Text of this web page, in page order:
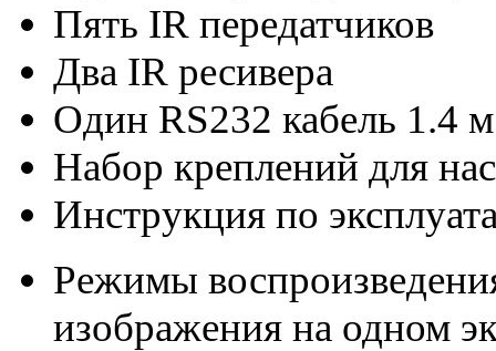
Пять IR передатчиков
Два IR ресивера
Один RS232 кабель 1.4 м
Набор креплений для
Инструкция по
Режимы
изображения на одном